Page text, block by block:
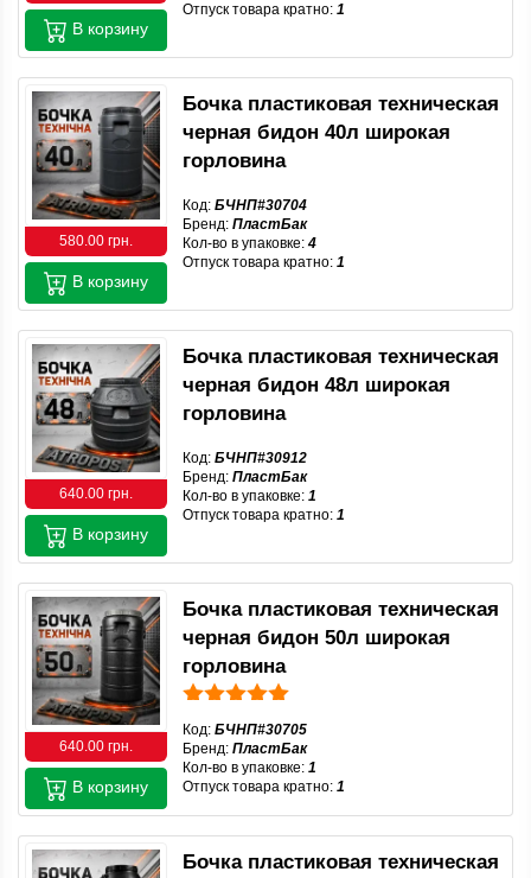
Отпуск товара кратно: 1
В корзину
580.00 грн.
Бочка пластиковая техническая
черная бидон 40л широкая
горловина
Код: БЧНП#30704
Бренд: ПластБак
Кол-во в упаковке: 4
Отпуск товара кратно: 1
В корзину
640.00 грн.
Бочка пластиковая техническая
черная бидон 48л широкая
горловина
Код: БЧНП#30912
Бренд: ПластБак
Кол-во в упаковке: 1
Отпуск товара кратно: 1
В корзину
640.00 грн.
Бочка пластиковая техническая
черная бидон 50л широкая
горловина
Код: БЧНП#30705
Бренд: ПластБак
Кол-во в упаковке: 1
Отпуск товара кратно: 1
В корзину
Бочка пластиковая техническая